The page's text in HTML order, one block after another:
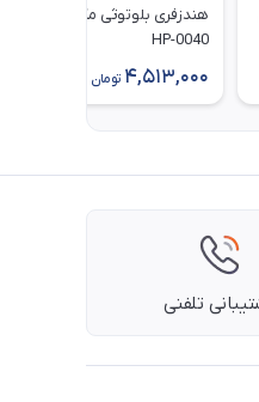
هندزفری بلوتوثی مک دودو مدل
HP-0040
4,513,000 تومان
تلفنی